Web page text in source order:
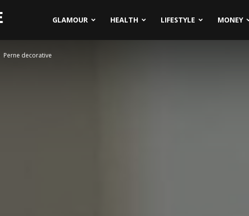
Albe
GLAMOUR HEALTH LIFESTYLE MONEY
Perne decorative